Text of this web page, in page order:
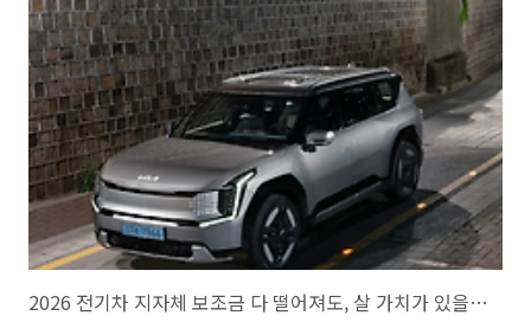
인가요우리가 사용하는 스마트폰에 안드로이드나 iOS가 있듯이, 자동차
에도 전체를 관리하는 시스템이 있습니다. BYD 씨라이언7에는
'DiLink(디링크)'라는 아주 똑똑한 시스템이 들어있습니다.이 시스템은
차 안의 커다란 화면을 통해 우리가 길을 찾거나 음악을 들을 수 있게 도
와줍니다..
2026 전기차 지자체 보조금 다 떨어져도, 살 가치가 있을까?